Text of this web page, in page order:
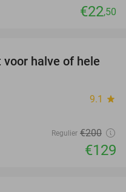
€22,50
36%
halve of hele
9.1 star
Regulier €200
€129